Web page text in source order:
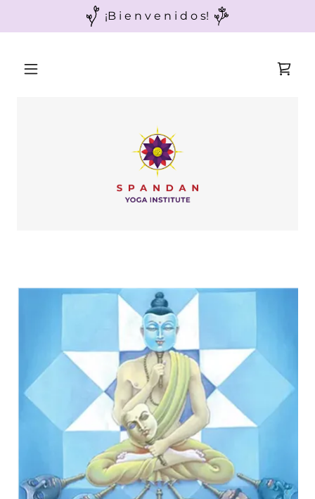
¡B i e n v e n i d o s!